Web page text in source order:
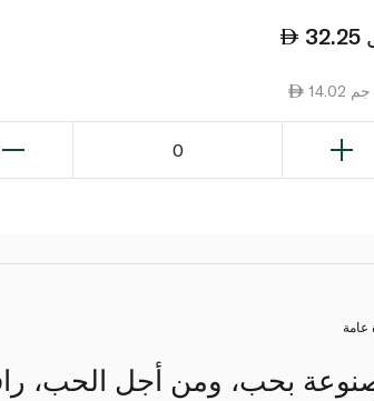
32.25
0
عامة
بحب، ومن أجل الحب،